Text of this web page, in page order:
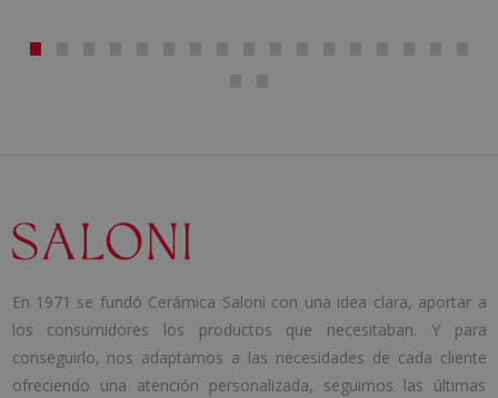
En 1971 se fundó Cerámica Saloni con una idea clara, aportar a
los consumidores los productos que necesitaban. Y para
conseguirlo, nos adaptamos a las necesidades de cada cliente
ofreciendo una atención personalizada, seguimos las últimas